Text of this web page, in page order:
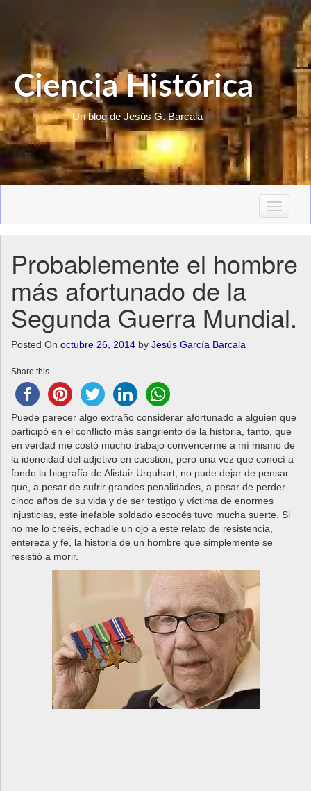
Ciencia Histórica
Un blog de Jesús G. Barcala
T
g
l
a
v
o
n
Probablemente el hombre
más afortunado de la
Segunda Guerra Mundial.
Posted On octubre 26, 2014 by Jesús García Barcala
Share this...
Puede parecer algo extraño considerar afortunado a alguien que
participó en el conflicto más sangriento de la historia, tanto, que
en verdad me costó mucho trabajo convencerme a mí mismo de
la idoneidad del adjetivo en cuestión, pero una vez que conocí a
fondo la biografía de Alistair Urquhart, no pude dejar de pensar
que, a pesar de sufrir grandes penalidades, a pesar de perder
cinco años de su vida y de ser testigo y víctima de enormes
injusticias, este inefable soldado escocés tuvo mucha suerte. Si
no me lo creéis, echadle un ojo a este relato de resistencia,
entereza y fe, la historia de un hombre que simplemente se
resistió a morir.